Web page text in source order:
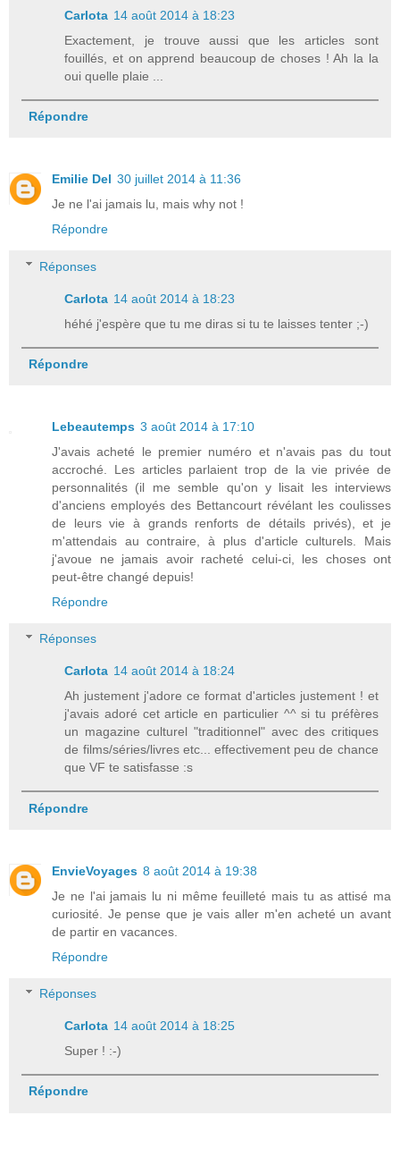
Carlota 14 août 2014 à 18:23
Exactement, je trouve aussi que les articles sont
fouillés, et on apprend beaucoup de choses ! Ah la la
oui quelle plaie ...
Répondre
Emilie Del 30 juillet 2014 à 11:36
Je ne l'ai jamais lu, mais why not !
Répondre
Réponses
Carlota 14 août 2014 à 18:23
héhé j'espère que tu me diras si tu te laisses tenter ;-)
Répondre
Lebeautemps 3 août 2014 à 17:10
J'avais acheté le premier numéro et n'avais pas du tout
accroché. Les articles parlaient trop de la vie privée de
personnalités (il me semble qu'on y lisait les interviews
d'anciens employés des Bettancourt révélant les coulisses
de leurs vie à grands renforts de détails privés), et je
m'attendais au contraire, à plus d'article culturels. Mais
j'avoue ne jamais avoir racheté celui-ci, les choses ont
peut-être changé depuis!
Répondre
Réponses
Carlota 14 août 2014 à 18:24
Ah justement j'adore ce format d'articles justement ! et
j'avais adoré cet article en particulier ^^ si tu préfères
un magazine culturel "traditionnel" avec des critiques
de films/séries/livres etc... effectivement peu de chance
que VF te satisfasse :s
Répondre
EnvieVoyages 8 août 2014 à 19:38
Je ne l'ai jamais lu ni même feuilleté mais tu as attisé ma
curiosité. Je pense que je vais aller m'en acheté un avant
de partir en vacances.
Répondre
Réponses
Carlota 14 août 2014 à 18:25
Super ! :-)
Répondre